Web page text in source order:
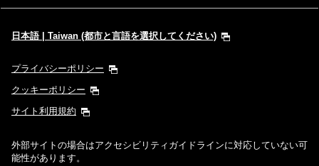
日本語 | Taiwan (都市と言語を選択してください)
プライバシーポリシー
クッキーポリシー
サイト利用規約
外部サイトの場合はアクセシビリティガイドラインに対応していない可
能性があります。